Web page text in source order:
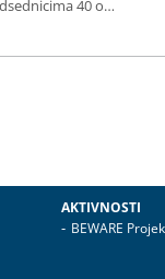
40 o…
AKTIVNOSTI
BEWARE